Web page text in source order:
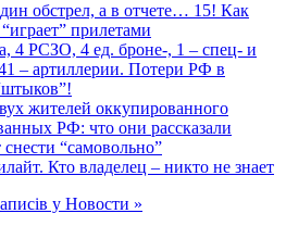
обстрел, а в отчете… 15! Как
прилетами
4 РСЗО, 4 ед. броне-, 1 – спец- и
– артиллерии. Потери РФ в
жителей оккупированного
РФ: что они рассказали
“самовольно”
Кто владелец – никто не знает
у Новости »